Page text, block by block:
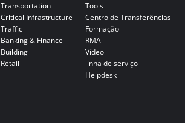
Transportation
Critical Infrastructure
Traffic
Banking & Finance
Building
Retail
Tools
Centro de Transferências
Formação
RMA
Vídeo
linha de serviço
Helpdesk